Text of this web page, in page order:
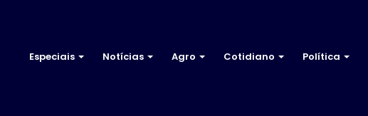
Especiais Notícias Agro Cotidiano Política